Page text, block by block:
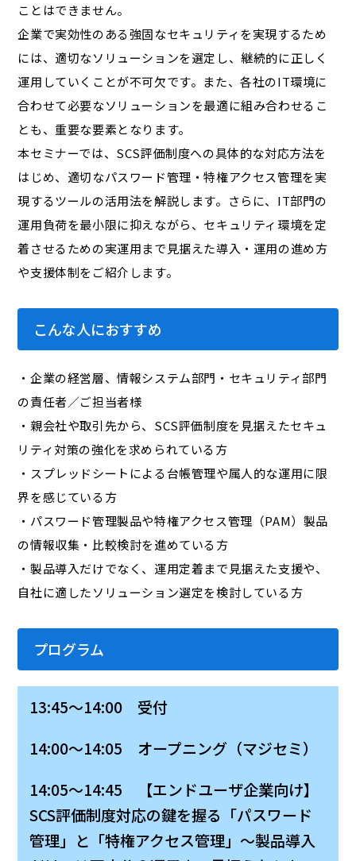
ことはできません。
企業で実効性のある強固なセキュリティを実現するため
には、適切なソリューションを選定し、継続的に正しく
運用していくことが不可欠です。また、各社のIT環境に
合わせて必要なソリューションを最適に組み合わせるこ
とも、重要な要素となります。
本セミナーでは、SCS評価制度への具体的な対応方法を
はじめ、適切なパスワード管理・特権アクセス管理を実
現するツールの活用法を解説します。さらに、IT部門の
運用負荷を最小限に抑えながら、セキュリティ環境を定
着させるための実運用まで見据えた導入・運用の進め方
や支援体制をご紹介します。
こんな人におすすめ
・企業の経営層、情報システム部門・セキュリティ部門
の責任者／ご担当者様
・親会社や取引先から、SCS評価制度を見据えたセキュ
リティ対策の強化を求められている方
・スプレッドシートによる台帳管理や属人的な運用に限
界を感じている方
・パスワード管理製品や特権アクセス管理（PAM）製品
の情報収集・比較検討を進めている方
・製品導入だけでなく、運用定着まで見据えた支援や、
自社に適したソリューション選定を検討している方
プログラム
13:45～14:00 受付
14:00～14:05 オープニング（マジセミ）
14:05～14:45 【エンドユーザ企業向け】
SCS評価制度対応の鍵を握る「パスワード
管理」と「特権アクセス管理」～製品導入